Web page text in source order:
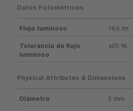
Datos Fotométricos
Flujo luminoso 18,6 lm
Tolerancia de flujo
luminoso
±20 %
Physical Attributes & Dimensions
Diámetro 5 mm